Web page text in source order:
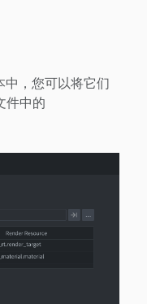
，您可以将它们
件中的